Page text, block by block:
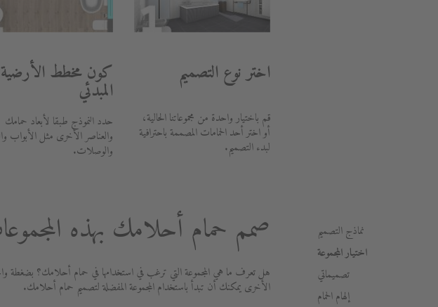
اختر نوع التصميم
قم باختيار واحدة من مجموعاتنا الحالية،
أو اختر أحد الحمامات المصممة باحترافية
لبدء التصميم.
كون مخطط الأرضية
المبدئي
حدد النموذج طبقا لأبعاد حمامك
والعناصر الأخرى مثل الأبواب
والوصلات.
نماذج التصميم
اختيار المجموعة
تصميماتي
إلهام الحمام
صمم حمام أحلامك بهذه
هل تعرف ما هي المجموعة التي ترغب في استخدامها في حمام أحلامك؟ بضغطة
الأخرى يمكنك أن تبدأ باستخدام المجموعة المفضلة لتصميم حمام أحلامك.